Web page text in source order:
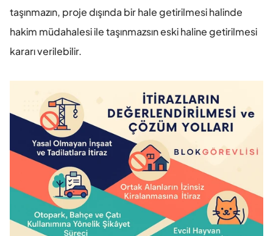
taşınmazın, proje dışında bir hale getirilmesi halinde
hakim müdahalesi ile taşınmazsın eski haline getirilmesi
kararı verilebilir.